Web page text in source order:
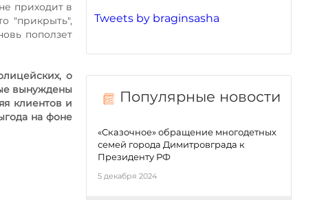
приходит в
"прикрыть",
поползет
о
вынуждены
клиентов и
на фоне
Tweets by braginsasha
Популярные новости
«Сказочное» обращение многодетных
семей города Димитровграда к
Президенту РФ
5 декабря 2024